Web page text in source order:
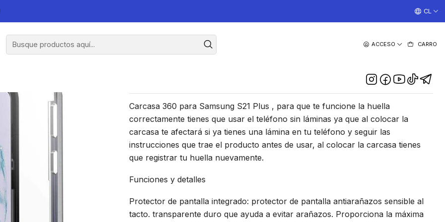
ACCESO CARRO
¡TRABAJAMOS TODOS LOS DIAS CON ENVIOS A TODO
CL
S21 Plus
Carcasa Protección 360 Samsung S21
Carcasa 360 para Samsung S21 Plus , para que te funcione la huella
correctamente tienes que usar el teléfono sin láminas ya que al colocar la
carcasa te afectará si ya tienes una lámina en tu teléfono y seguir las
instrucciones que trae el producto antes de usar, al colocar la carcasa tienes
que registrar tu huella nuevamente.
Funciones y detalles
Protector de pantalla integrado: protector de pantalla antiarañazos sensible al
tacto. transparente duro que ayuda a evitar arañazos. Proporciona la máxima